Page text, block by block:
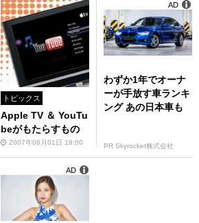
トピックス
Apple TV ＆ YouTu
beがもたらすもの
2007年06月01日 19:00
わずか1年でオーナ
ーが手放す車ランキ
ング あの日本車も
PR Skyrocket株式会社
AD
AD